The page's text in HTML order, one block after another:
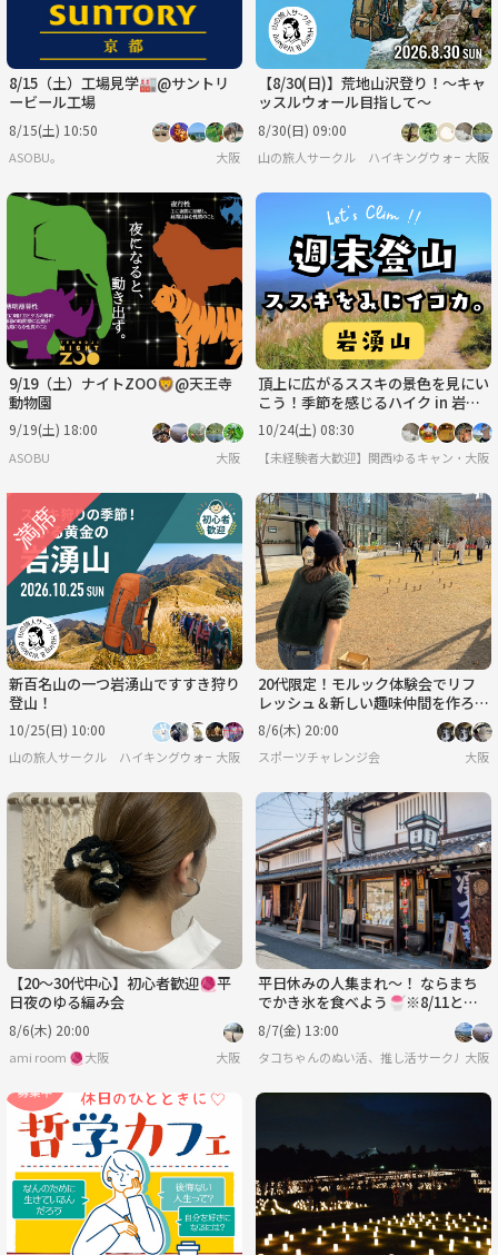
8/15（土）工場見学🏭@サントリ
ービール工場
8/15(土) 10:50
ASOBU。 大阪
【8/30(日)】荒地山沢登り！～キャ
ッスルウォール目指して～
8/30(日) 09:00
山の旅人サークル ハイキングウォーキン
大阪
9/19（土）ナイトZOO🦁@天王寺
動物園
9/19(土) 18:00
ASOBU 大阪
頂上に広がるススキの景色を見にい
こう！季節を感じるハイク in 岩湧
山
10/24(土) 08:30
【未経験者大歓迎】関西ゆるキャン・ゆる
大阪
新百名山の一つ岩湧山ですすき狩り
登山！
10/25(日) 10:00
山の旅人サークル ハイキングウォーキング
大阪
20代限定！モルック体験会でリフ
レッシュ＆新しい趣味仲間を作ろう
✨
8/6(木) 20:00
スポーツチャレンジ会 大阪
【20〜30代中心】初心者歓迎🧶平
日夜のゆる編み会
8/6(木) 20:00
ami room 🧶大阪 大阪
平日休みの人集まれ～！ ならまち
でかき氷を食べよう🍧※8/11と同
様イベント
8/7(金) 13:00
タコちゃんのぬい活、推し活サークル🐙🐙
大阪